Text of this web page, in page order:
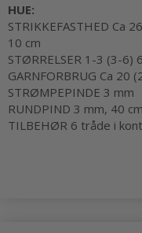
HUE:
STRIKKEFASTHED Ca
10 cm
STØRRELSER 1-3 (3-
GARNFORBRUG Ca
STRØMPEPINDE 3 mm
RUNDPIND 3 mm, 40 cm
TILBEHØR 6 tråde i